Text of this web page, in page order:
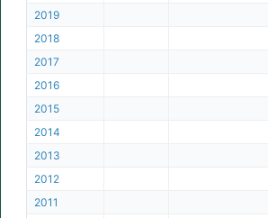
2019
2018
2017
2016
2015
2014
2013
2012
2011